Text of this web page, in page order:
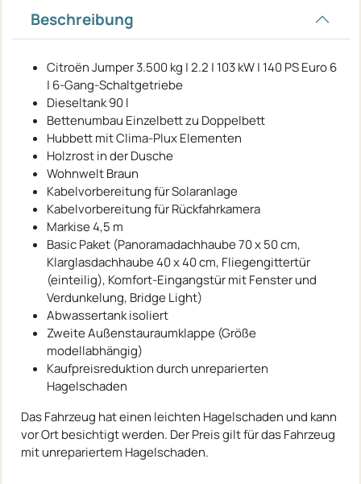
Beschreibung
Citroën Jumper 3.500 kg | 2.2 | 103 kW | 140 PS Euro 6
| 6-Gang-Schaltgetriebe
Dieseltank 90 l
Bettenumbau Einzelbett zu Doppelbett
Hubbett mit Clima-Plux Elementen
Holzrost in der Dusche
Wohnwelt Braun
Kabelvorbereitung für Solaranlage
Kabelvorbereitung für Rückfahrkamera
Markise 4,5 m
Basic Paket (Panoramadachhaube 70 x 50 cm,
Klarglasdachhaube 40 x 40 cm, Fliegengittertür
(einteilig), Komfort-Eingangstür mit Fenster und
Verdunkelung, Bridge Light)
Abwassertank isoliert
Zweite Außenstauraumklappe (Größe
modellabhängig)
Kaufpreisreduktion durch unreparierten
Hagelschaden
Das Fahrzeug hat einen leichten Hagelschaden und kann
vor Ort besichtigt werden. Der Preis gilt für das Fahrzeug
mit unrepariertem Hagelschaden.